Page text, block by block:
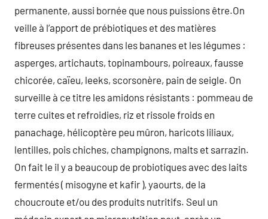
permanente, aussi bornée que nous puissions être.On
veille à l’apport de prébiotiques et des matières
fibreuses présentes dans les bananes et les légumes :
asperges, artichauts, topinambours, poireaux, fausse
chicorée, caïeu, leeks, scorsonère, pain de seigle. On
surveille à ce titre les amidons résistants : pommeau de
terre cuites et refroidies, riz et rissole froids en
panachage, hélicoptère peu mûron, haricots liliaux,
lentilles, pois chiches, champignons, malts et sarrazin.
On fait le il y a beaucoup de probiotiques avec des laits
fermentés ( misogyne et kafir ), yaourts, de la
choucroute et/ou des produits nutritifs. Seul un